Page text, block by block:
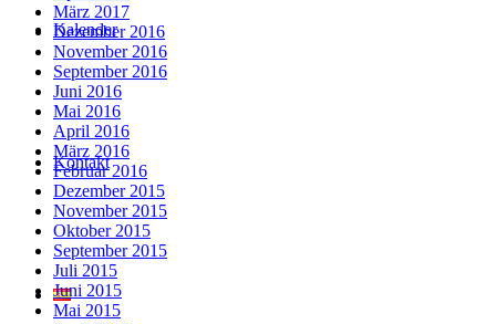
Kalender
Kontakt
März 2017
Dezember 2016
November 2016
September 2016
Juni 2016
Mai 2016
April 2016
März 2016
Februar 2016
Dezember 2015
November 2015
Oktober 2015
September 2015
Juli 2015
Juni 2015
Mai 2015